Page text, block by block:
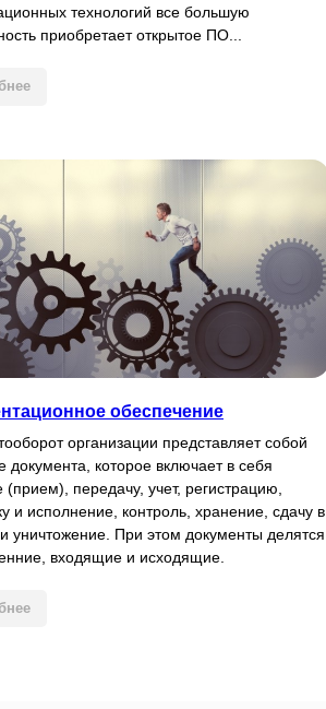
технологий все большую
приобретает открытое ПО...
обеспечение
организации представляет собой
документа, которое включает в себя
(прием), передачу, учет, регистрацию,
и исполнение, контроль, хранение, сдачу в
уничтожение. При этом документы делятся
входящие и исходящие.